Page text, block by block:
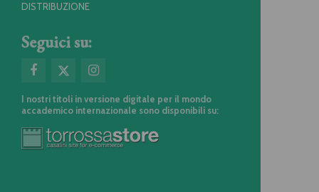
DISTRIBUZIONE
Seguici su:
I nostri titoli in versione digitale per il mondo
accademico internazionale sono disponibili su: